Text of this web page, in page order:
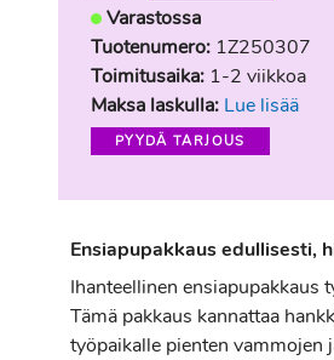
Varastossa
Tuotenumero: 1Z250307
Toimitusaika: 1-2 viikkoa
Maksa laskulla: Lue lisää
PYYDÄ TARJOUS
Ensiapupakkaus edullisesti,
Ihanteellinen ensiapupakkaus
Tämä pakkaus kannattaa
työpaikalle pienten vammojen